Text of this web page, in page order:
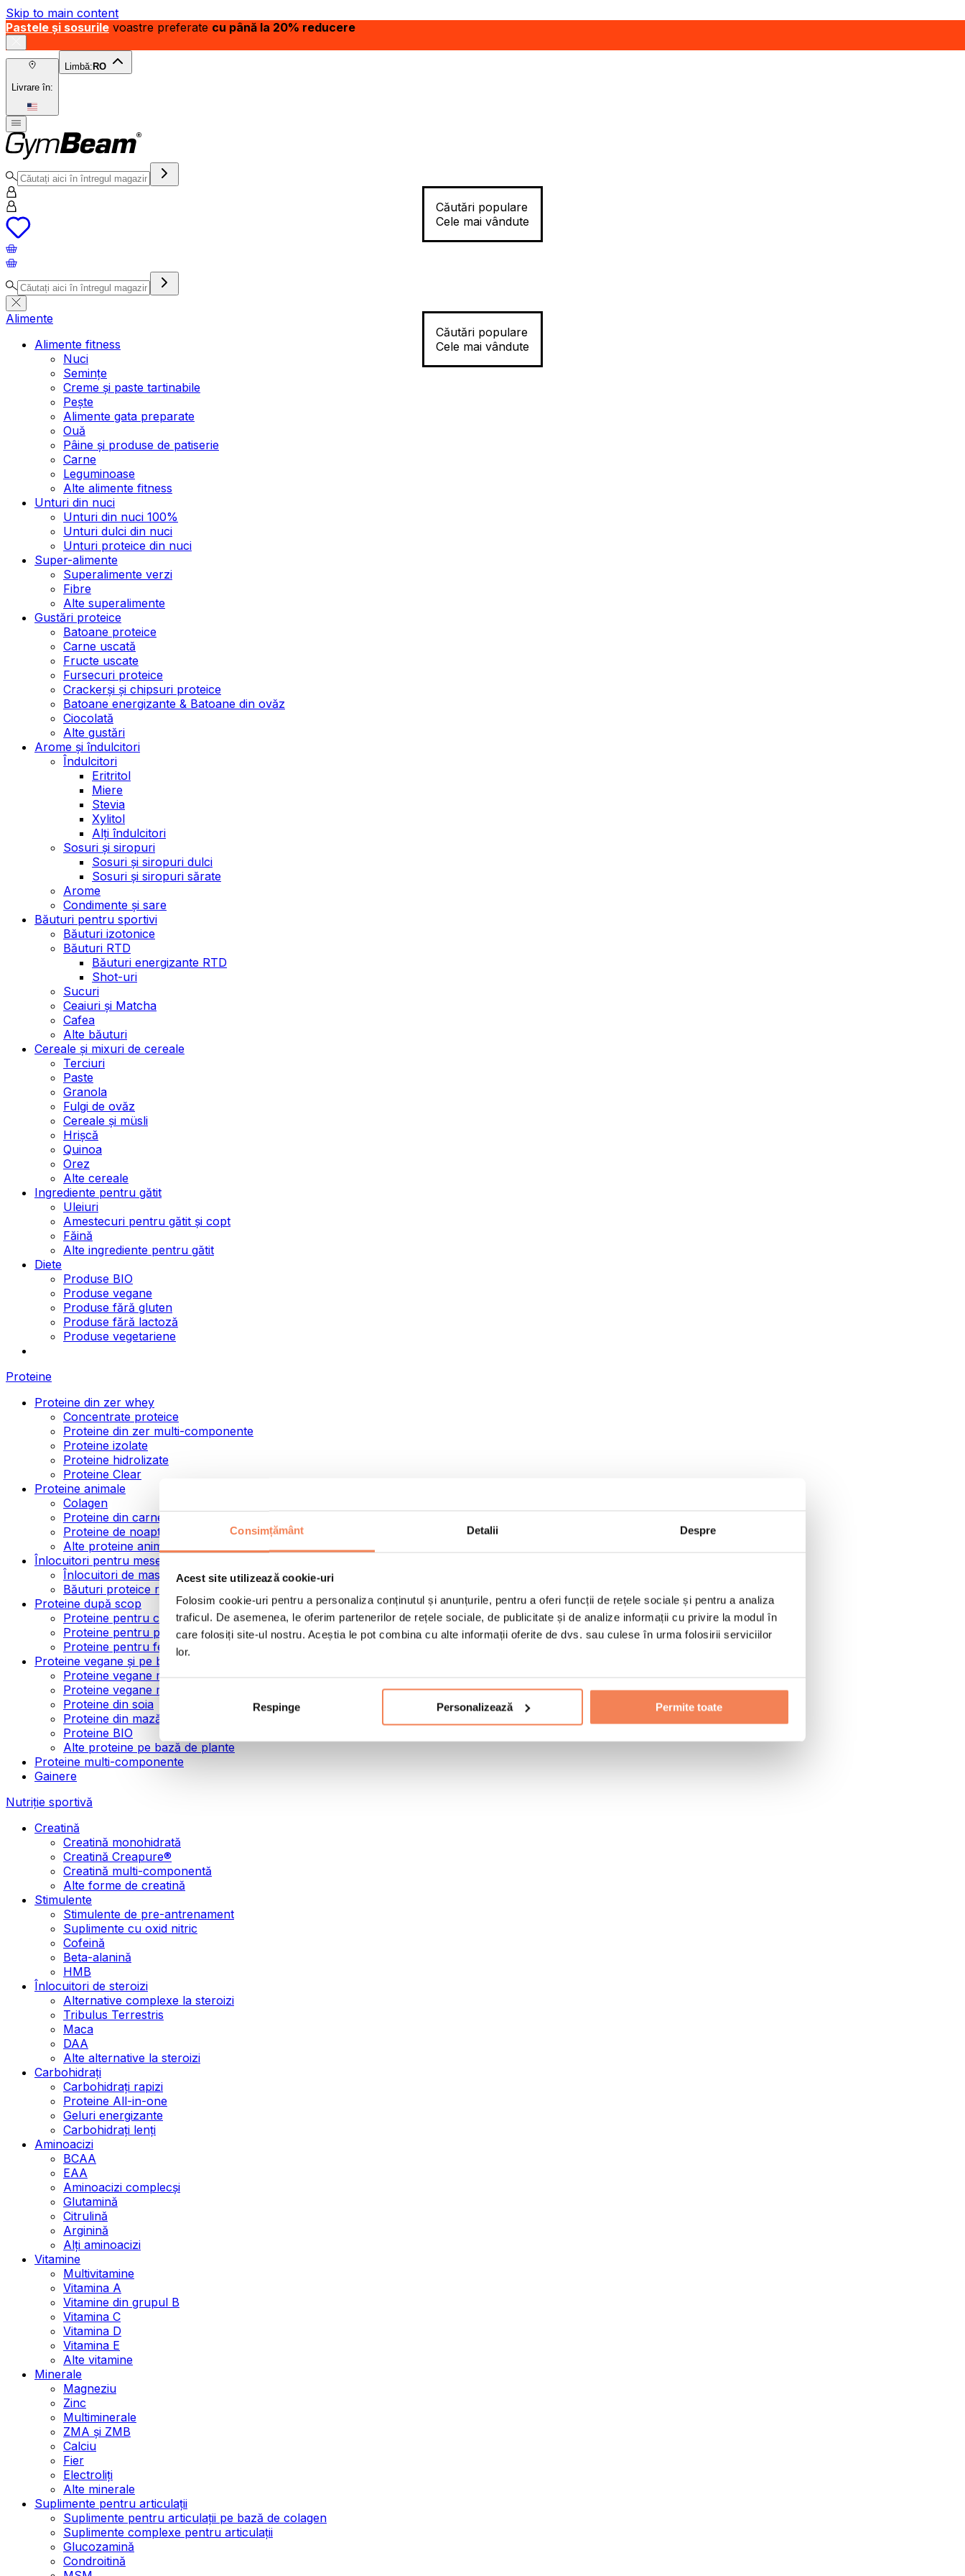
Consimțământ Detalii Despre
Acest site utilizează cookie-uri
Folosim cookie-uri pentru a personaliza conținutul și anunțurile, pentru a oferi funcții de rețele sociale și pentru a analiza
traficul. De asemenea, le oferim partenerilor de rețele sociale, de publicitate și de analize informații cu privire la modul în
care folosiți site-ul nostru. Aceștia le pot combina cu alte informații oferite de dvs. sau culese în urma folosirii serviciilor
lor.
Respinge Personalizează Permite toate
Skip to main content
Pastele și sosurile voastre preferate cu până la 20% reducere
Livrare în:
Limbă: RO
Căutări populare
Cele mai vândute
Căutări populare
Cele mai vândute
Alimente
Alimente fitness
Nuci
Semințe
Creme și paste tartinabile
Pește
Alimente gata preparate
Ouă
Pâine și produse de patiserie
Carne
Leguminoase
Alte alimente fitness
Unturi din nuci
Unturi din nuci 100%
Unturi dulci din nuci
Unturi proteice din nuci
Super-alimente
Superalimente verzi
Fibre
Alte superalimente
Gustări proteice
Batoane proteice
Carne uscată
Fructe uscate
Fursecuri proteice
Crackerși și chipsuri proteice
Batoane energizante & Batoane din ovăz
Ciocolată
Alte gustări
Arome și îndulcitori
Îndulcitori
Eritritol
Miere
Stevia
Xylitol
Alți îndulcitori
Sosuri și siropuri
Sosuri și siropuri dulci
Sosuri și siropuri sărate
Arome
Condimente și sare
Băuturi pentru sportivi
Băuturi izotonice
Băuturi RTD
Băuturi energizante RTD
Shot-uri
Sucuri
Ceaiuri și Matcha
Cafea
Alte băuturi
Cereale și mixuri de cereale
Terciuri
Paste
Granola
Fulgi de ovăz
Cereale și müsli
Hrișcă
Quinoa
Orez
Alte cereale
Ingrediente pentru gătit
Uleiuri
Amestecuri pentru gătit și copt
Făină
Alte ingrediente pentru gătit
Diete
Produse BIO
Produse vegane
Produse fără gluten
Produse fără lactoză
Produse vegetariene
Proteine
Proteine din zer whey
Concentrate proteice
Proteine din zer multi-componente
Proteine izolate
Proteine hidrolizate
Proteine Clear
Proteine animale
Colagen
Proteine din carne de vită
Proteine de noapte
Alte proteine animale
Înlocuitori pentru mese
Înlocuitori de masă pulbere
Băuturi proteice ready to drink
Proteine după scop
Proteine pentru creșterea masei musculare
Proteine pentru pierderea în greutate
Proteine pentru femei
Proteine vegane și pe bază de plante
Proteine vegane mono-componente
Proteine vegane multi-componente
Proteine din soia
Proteine din mazăre
Proteine BIO
Alte proteine pe bază de plante
Proteine multi-componente
Gainere
Nutriție sportivă
Creatină
Creatină monohidrată
Creatină Creapure®
Creatină multi-componentă
Alte forme de creatină
Stimulente
Stimulente de pre-antrenament
Suplimente cu oxid nitric
Cofeină
Beta-alanină
HMB
Înlocuitori de steroizi
Alternative complexe la steroizi
Tribulus Terrestris
Maca
DAA
Alte alternative la steroizi
Carbohidrați
Carbohidrați rapizi
Proteine All-in-one
Geluri energizante
Carbohidrați lenți
Aminoacizi
BCAA
EAA
Aminoacizi complecși
Glutamină
Citrulină
Arginină
Alți aminoacizi
Vitamine
Multivitamine
Vitamina A
Vitamine din grupul B
Vitamina C
Vitamina D
Vitamina E
Alte vitamine
Minerale
Magneziu
Zinc
Multiminerale
ZMA și ZMB
Calciu
Fier
Electroliți
Alte minerale
Suplimente pentru articulații
Suplimente pentru articulații pe bază de colagen
Suplimente complexe pentru articulații
Glucozamină
Condroitină